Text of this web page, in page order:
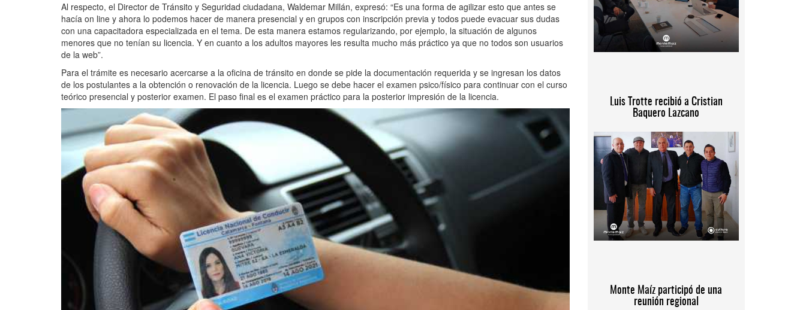
Al respecto, el Director de Tránsito y Seguridad ciudadana, Waldemar Millán, expresó: “Es una forma de agilizar esto que antes se
hacía on line y ahora lo podemos hacer de manera presencial y en grupos con inscripción previa y todos puede evacuar sus dudas
con una capacitadora especializada en el tema. De esta manera estamos regularizando, por ejemplo, la situación de algunos
menores que no tenían su licencia. Y en cuanto a los adultos mayores les resulta mucho más práctico ya que no todos son usuarios
de la web”.
Para el trámite es necesario acercarse a la oficina de tránsito en donde se pide la documentación requerida y se ingresan los datos
de los postulantes a la obtención o renovación de la licencia. Luego se debe hacer el examen psico/físico para continuar con el curso
teórico presencial y posterior examen. El paso final es el examen práctico para la posterior impresión de la licencia.
Luis Trotte recibió a Cristian
Baquero Lazcano
Monte Maíz participó de una
reunión regional